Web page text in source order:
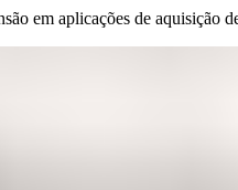
em aplicaç​​​​​​​ões de aquisição